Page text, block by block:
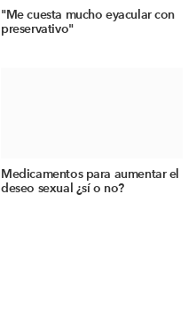
"Me cuesta mucho eyacular con
preservativo"
Medicamentos para aumentar el
deseo sexual ¿sí o no?